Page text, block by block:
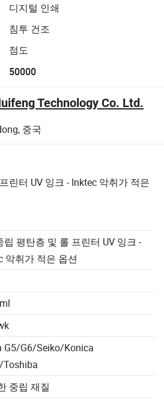
디지털 인쇄
침투 건조
점도
50000
Technology Co. Ltd.
중국
린터 UV 잉크 - Inktec 악취가 적은
립 평탄층 및 롤 프린터 UV 잉크 -
악취가 적은 옵션
G5/G6/Seiko/Konica
Toshiba
중립 재질